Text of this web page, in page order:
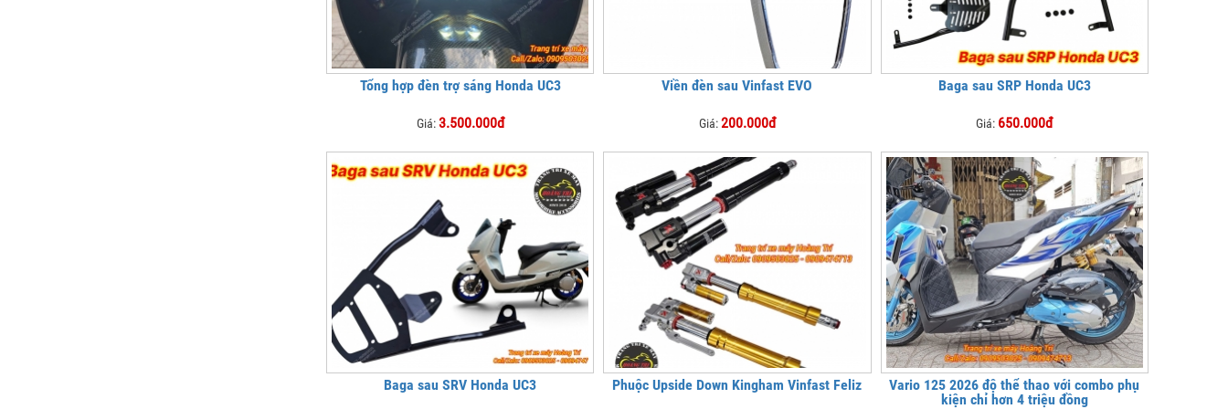
Tổng hợp đèn trợ sáng Honda UC3
Giá:3.500.000đ
Viền đèn sau Vinfast EVO
Giá:200.000đ
Baga sau SRP Honda UC3
Giá: 650.000đ
Baga sau SRV Honda UC3 Phuộc Upside Down Kingham Vinfast Feliz
Vario 125 2026 độ thể thao với combo phụ
kiện chỉ hơn 4 triệu đồng